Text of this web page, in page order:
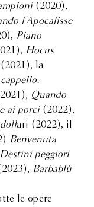
(2020),
l’Apocalisse
Piano
Hocus
(2021), la
Quando
ai porci(2022),
ari (2022), il
Benvenuta
Destini peggiori
Barbablù
le opere